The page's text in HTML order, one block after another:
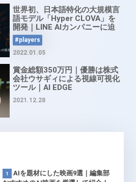
世界初、日本語特化の大規模言
語モデル「Hyper CLOVA」を
開発｜LINE AIカンパニーに迫
る
#players
2022.01.05
賞金総額350万円｜優勝は株式
会社ウサギィによる視線可視化
ツール｜AI EDGE
CONFERENCE＆SOLUTION
CONTEST 2021
2021.12.28
AIを題材にした映画9選｜編集部